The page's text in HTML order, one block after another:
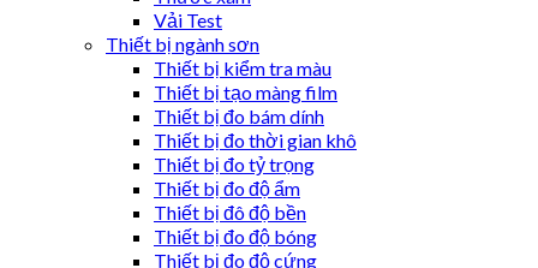
Vải Test
Thiết bị ngành sơn
Thiết bị kiểm tra màu
Thiết bị tạo màng film
Thiết bị đo bám dính
Thiết bị đo thời gian khô
Thiết bị đo tỷ trọng
Thiết bị đo độ ẩm
Thiết bị đô độ bền
Thiết bị đo độ bóng
Thiết bị đo độ cứng